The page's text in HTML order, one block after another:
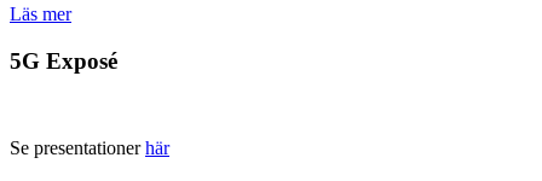
Läs mer
5G Exposé
Se presentationerhär